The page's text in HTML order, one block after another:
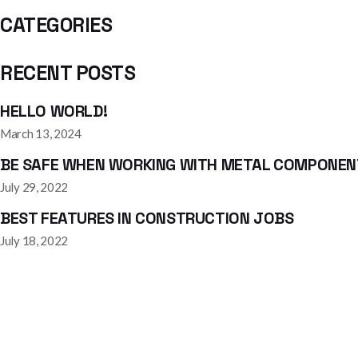
CATEGORIES
RECENT POSTS
HELLO WORLD!
March 13, 2024
BE SAFE WHEN WORKING WITH METAL
July 29, 2022
BEST FEATURES IN CONSTRUCTION JOBS
July 18, 2022